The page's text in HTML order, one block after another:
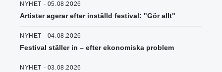
NYHET - 05.08.2026
Artister agerar efter inställd festival: "Gör allt"
NYHET - 04.08.2026
Festival ställer in – efter ekonomiska problem
NYHET - 03.08.2026